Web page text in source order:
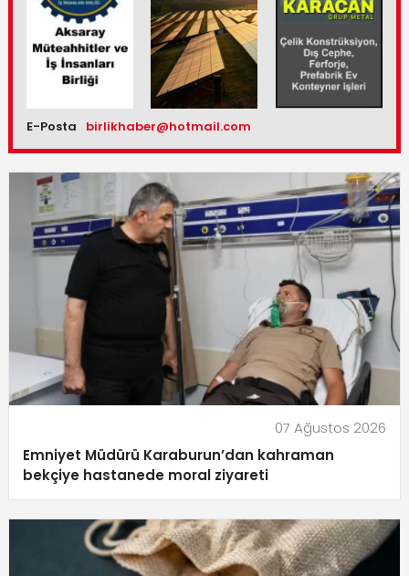
E-Posta birlikhaber@hotmail.com
07 Ağustos 2026
Emniyet Müdürü Karaburun’dan kahraman
bekçiye hastanede moral ziyareti